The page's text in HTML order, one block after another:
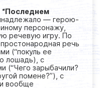
“Последнем
— герою-
персонажу,
речевую игру. По
речь
(“покуль ее
лошадь), с
(“Чего зарыбачили?
помене?”), с
вообще